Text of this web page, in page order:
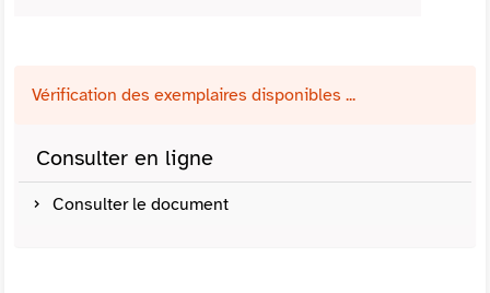
Vérification des exemplaires disponibles ...
Consulter en ligne
Consulter le document